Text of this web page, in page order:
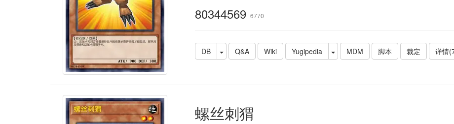
80344569 6770
DB Q&A Wiki Yugipedia MDM 脚本 裁定 详情
螺丝刺猬